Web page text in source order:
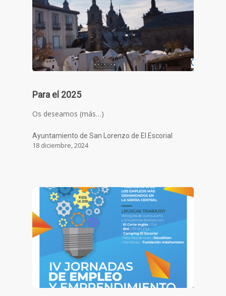
Para el 2025
Os deseamos (más…)
Ayuntamiento de San Lorenzo de El Escorial
18 diciembre, 2024